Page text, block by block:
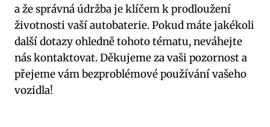
a že správná údržba je klíčem k prodloužení
životnosti vaší autobaterie. Pokud máte jakékoli
další dotazy ohledně tohoto tématu, neváhejte
nás kontaktovat. Děkujeme za vaši pozornost a
přejeme vám bezproblémové používání vašeho
vozidla!